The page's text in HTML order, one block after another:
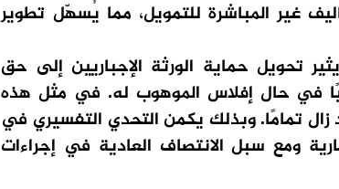
غير المباشرة للتمويل، مما يُسهّل تطوير
تحويل حماية الورثة الإجباريين إلى حق
في حال إفلاس الموهوب له. في مثل هذه
زال تمامًا. وبذلك يكمن التحدي التفسيري في
ومع سبل الانتصاف العادية في إجراءات